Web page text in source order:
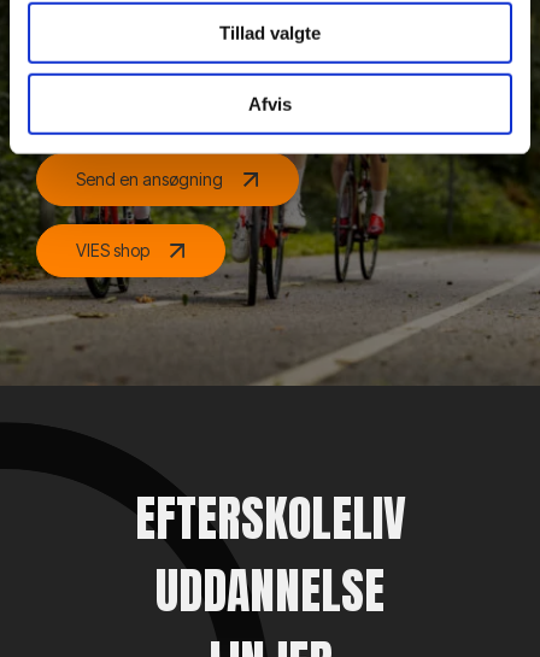
Tillad valgte
Afvis
Send en ansøgning
VIES shop
EFTERSKOLELIV
UDDANNELSE